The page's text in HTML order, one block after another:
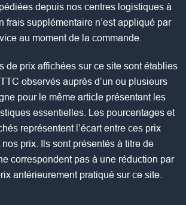
depuis nos centres logistiques à
frais supplémentaire n’est appliqué par
au moment de la commande.
de prix affichées sur ce site sont établies
observés auprès d’un ou plusieurs
pour le même article présentant les
essentielles. Les pourcentages et
représentent l’écart entre ces prix
prix. Ils sont présentés à titre de
correspondent pas à une réduction par
antérieurement pratiqué sur ce site.